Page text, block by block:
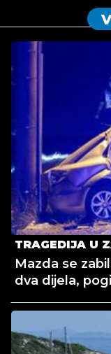
TRAGEDIJA U
Mazda se
dva dijela,